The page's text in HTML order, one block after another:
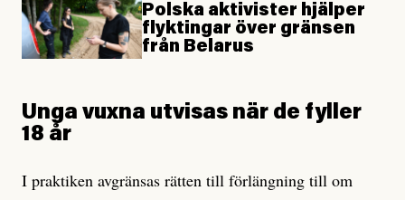
Polska aktivister hjälper
flyktingar över gränsen
från Belarus
Unga vuxna utvisas när de fyller
18 år
I praktiken avgränsas rätten till förlängning till om